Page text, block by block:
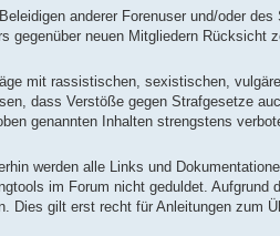
anderer Forenuser und/oder
gegenüber neuen Mitgliedern Rücksicht
mit rassistischen, sexistischen,
dass Verstöße gegen Strafgesetze
genannten Inhalten strengstens
werden alle Links und
im Forum nicht geduldet. Aufgrund
Dies gilt erst recht für Anleitungen zum